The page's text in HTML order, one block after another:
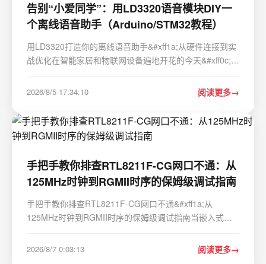
告别“小爱同学”：用LD3320语音模块DIY一
个离线语音助手（Arduino/STM32教程）
用LD3320打造你的离线语音助手&#xff1a;从硬件连接到实
战优化在智能家居和物联网设备遍地开花的今天&#xff0c;语
语音助手如小爱同学、天猫精灵等都依赖于云端服务
2026/8/5 17:34:10 阅读更多
手把手教你排查RTL8211F-CG网口不通：从
125MHz时钟到RGMII时序的保姆级调试指南
手把手教你排查RTL8211F-CG网口不通&#xff1a;从
125MHz时钟到RGMII时序的保姆级调试指南当嵌入式设
了。上周五晚上11点&#xff0c;我正对着实验室里一块死活
2026/8/7 0:03:13 阅读更多